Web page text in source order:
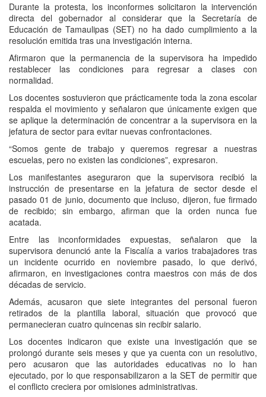
Durante la protesta, los inconformes solicitaron la intervención
directa del gobernador al considerar que la Secretaría de
Educación de Tamaulipas (SET) no ha dado cumplimiento a la
resolución emitida tras una investigación interna.
Afirmaron que la permanencia de la supervisora ha impedido
restablecer las condiciones para regresar a clases con
normalidad.
Los docentes sostuvieron que prácticamente toda la zona escolar
respalda el movimiento y señalaron que únicamente exigen que
se aplique la determinación de concentrar a la supervisora en la
jefatura de sector para evitar nuevas confrontaciones.
“Somos gente de trabajo y queremos regresar a nuestras
escuelas, pero no existen las condiciones”, expresaron.
Los manifestantes aseguraron que la supervisora recibió la
instrucción de presentarse en la jefatura de sector desde el
pasado 01 de junio, documento que incluso, dijeron, fue firmado
de recibido; sin embargo, afirman que la orden nunca fue
acatada.
Entre las inconformidades expuestas, señalaron que la
supervisora denunció ante la Fiscalía a varios trabajadores tras
un incidente ocurrido en noviembre pasado, lo que derivó,
afirmaron, en investigaciones contra maestros con más de dos
décadas de servicio.
Además, acusaron que siete integrantes del personal fueron
retirados de la plantilla laboral, situación que provocó que
permanecieran cuatro quincenas sin recibir salario.
Los docentes indicaron que existe una investigación que se
prolongó durante seis meses y que ya cuenta con un resolutivo,
pero acusaron que las autoridades educativas no lo han
ejecutado, por lo que responsabilizaron a la SET de permitir que
el conflicto creciera por omisiones administrativas.